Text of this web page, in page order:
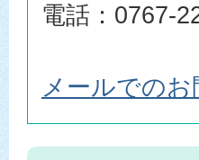
電話：0767-
メールでの